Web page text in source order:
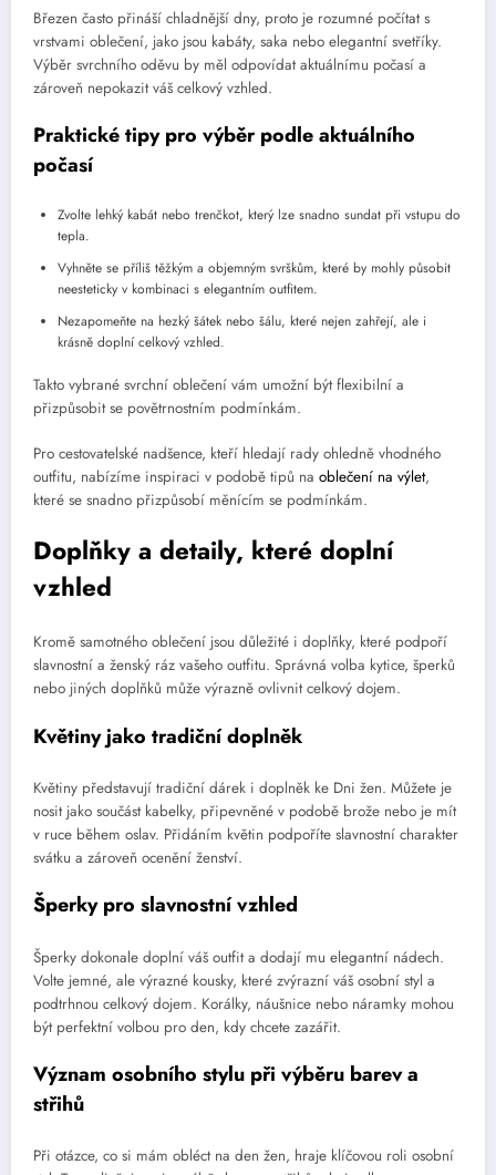
Březen často přináší chladnější dny, proto je rozumné počítat s
vrstvami oblečení, jako jsou kabáty, saka nebo elegantní svetříky.
Výběr svrchního oděvu by měl odpovídat aktuálnímu počasí a
zároveň nepokazit váš celkový vzhled.
Praktické tipy pro výběr podle aktuálního
počasí
Zvolte lehký kabát nebo trenčkot, který lze snadno sundat při vstupu do
tepla.
Vyhněte se příliš těžkým a objemným svrškům, které by mohly působit
neesteticky v kombinaci s elegantním outfitem.
Nezapomeňte na hezký šátek nebo šálu, které nejen zahřejí, ale i
krásně doplní celkový vzhled.
Takto vybrané svrchní oblečení vám umožní být flexibilní a
přizpůsobit se povětrnostním podmínkám.
Pro cestovatelské nadšence, kteří hledají rady ohledně vhodného
outfitu, nabízíme inspiraci v podobě tipů na oblečení na výlet,
které se snadno přizpůsobí měnícím se podmínkám.
Doplňky a detaily, které doplní
vzhled
Kromě samotného oblečení jsou důležité i doplňky, které podpoří
slavnostní a ženský ráz vašeho outfitu. Správná volba kytice, šperků
nebo jiných doplňků může výrazně ovlivnit celkový dojem.
Květiny jako tradiční doplněk
Květiny představují tradiční dárek i doplněk ke Dni žen. Můžete je
nosit jako součást kabelky, připevněné v podobě brože nebo je mít
v ruce během oslav. Přidáním květin podpoříte slavnostní charakter
svátku a zároveň ocenění ženství.
Šperky pro slavnostní vzhled
Šperky dokonale doplní váš outfit a dodají mu elegantní nádech.
Volte jemné, ale výrazné kousky, které zvýrazní váš osobní styl a
podtrhnou celkový dojem. Korálky, náušnice nebo náramky mohou
být perfektní volbou pro den, kdy chcete zazářit.
Význam osobního stylu při výběru barev a
střihů
Při otázce, co si mám obléct na den žen, hraje klíčovou roli osobní